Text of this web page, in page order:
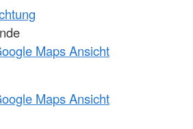
Maps Ansicht
Maps Ansicht